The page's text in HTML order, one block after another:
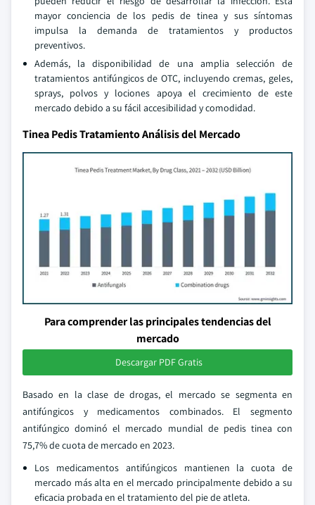
mayor conciencia de los pedis de tinea y sus síntomas
impulsa la demanda de tratamientos y productos
preventivos.
Además, la disponibilidad de una amplia selección de
tratamientos antifúngicos de OTC, incluyendo cremas, geles,
sprays, polvos y lociones apoya el crecimiento de este
mercado debido a su fácil accesibilidad y comodidad.
Tinea Pedis Tratamiento Análisis del Mercado
Para comprender las principales tendencias del
mercado
Descargar PDF Gratis
Basado en la clase de drogas, el mercado se segmenta en
antifúngicos y medicamentos combinados. El segmento
antifúngico dominó el mercado mundial de pedis tinea con
75,7% de cuota de mercado en 2023.
Los medicamentos antifúngicos mantienen la cuota de
mercado más alta en el mercado principalmente debido a su
eficacia probada en el tratamiento del pie de atleta.